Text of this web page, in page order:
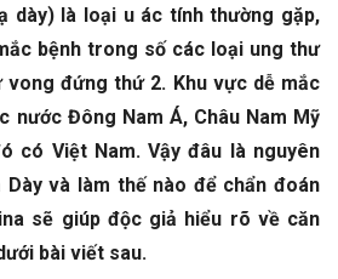
dày) là loại u ác tính thường gặp,
bệnh trong số các loại ung thư
đứng thứ 2. Khu vực dễ mắc
nước Đông Nam Á, Châu Nam Mỹ
có Việt Nam. Vậy đâu là nguyên
Dày và làm thế nào để chẩn đoán
sẽ giúp độc giả hiểu rõ về căn
bài viết sau.